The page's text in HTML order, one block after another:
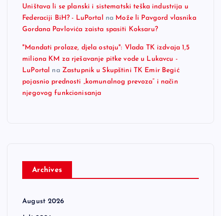
Uništava li se planski i sistematski teška industrija u
Federaciji BiH? - LuPortal
na Može li Pavgord vlasnika
Gordana Pavlovića zaista spasiti Koksaru?
"Mandati prolaze, djela ostaju": Vlada TK izdvaja 1,5
miliona KM za rješavanje pitke vode u Lukavcu -
LuPortal na Zastupnik u Skupštini TK Emir Begić
pojasnio prednosti „komunalnog prevoza“ i način
njegovog funkcionisanja
Archives
August 2026